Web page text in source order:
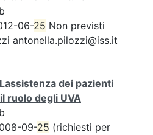
06-25 Non previsti
antonella.pilozzi@iss.it
dei pazienti
ruolo degli UVA
09-25 (richiesti per